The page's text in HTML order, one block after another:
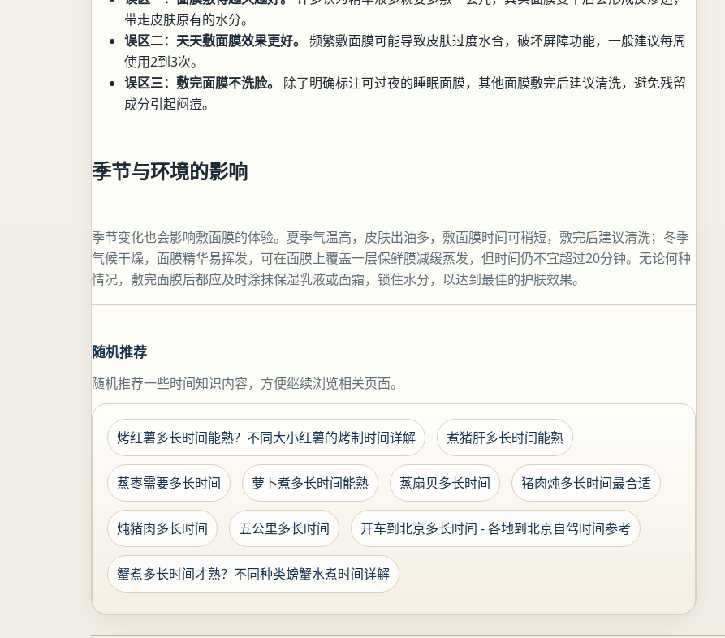
带走皮肤原有的水分。
误区二：天天敷面膜效果更好。 频繁敷面膜可能导致皮肤过度水合，破坏屏障功能，一般建议每周
使用2到3次。
误区三：敷完面膜不洗脸。
除了明确标注可过夜的睡眠面膜，其他面膜敷完后建议清洗，避免残留
成分引起闷痘。
季节与环境的影响
季节变化也会影响敷面膜的体验。夏季气温高，皮肤出油多，敷面膜时间可稍短，敷完后建议清洗；冬季
气候干燥，面膜精华易挥发，可在面膜上覆盖一层保鲜膜减缓蒸发，但时间仍不宜超过20分钟。无论何种
情况，敷完面膜后都应及时涂抹保湿乳液或面霜，锁住水分，以达到最佳的护肤效果。
随机推荐
随机推荐一些时间知识内容，方便继续浏览相关页面。
烤红薯多长时间能熟？不同大小红薯的烤制时间详解 煮猪肝多长时间能熟
蒸枣需要多长时间 萝卜煮多长时间能熟 蒸扇贝多长时间 猪肉炖多长时间最合适
炖猪肉多长时间 五公里多长时间 开车到北京多长时间 - 各地到北京自驾时间参考
蟹煮多长时间才熟？不同种类螃蟹水煮时间详解